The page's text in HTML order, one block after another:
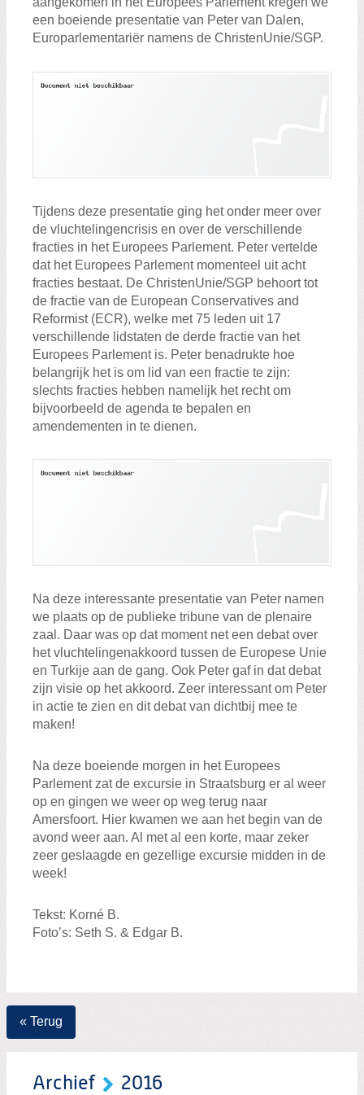
een boeiende presentatie van Peter van Dalen,
Europarlementariër namens de ChristenUnie/SGP.
Tijdens deze presentatie ging het onder meer over
de vluchtelingencrisis en over de verschillende
fracties in het Europees Parlement. Peter vertelde
dat het Europees Parlement momenteel uit acht
fracties bestaat. De ChristenUnie/SGP behoort tot
de fractie van de European Conservatives and
Reformist (ECR), welke met 75 leden uit 17
verschillende lidstaten de derde fractie van het
Europees Parlement is. Peter benadrukte hoe
belangrijk het is om lid van een fractie te zijn:
slechts fracties hebben namelijk het recht om
bijvoorbeeld de agenda te bepalen en
amendementen in te dienen.
Na deze interessante presentatie van Peter namen
we plaats op de publieke tribune van de plenaire
zaal. Daar was op dat moment net een debat over
het vluchtelingenakkoord tussen de Europese Unie
en Turkije aan de gang. Ook Peter gaf in dat debat
zijn visie op het akkoord. Zeer interessant om Peter
in actie te zien en dit debat van dichtbij mee te
maken!
Na deze boeiende morgen in het Europees
Parlement zat de excursie in Straatsburg er al weer
op en gingen we weer op weg terug naar
Amersfoort. Hier kwamen we aan het begin van de
avond weer aan. Al met al een korte, maar zeker
zeer geslaagde en gezellige excursie midden in de
week!
Tekst: Korné B.
Foto’s: Seth S. & Edgar B.
« Terug
Archief 2016